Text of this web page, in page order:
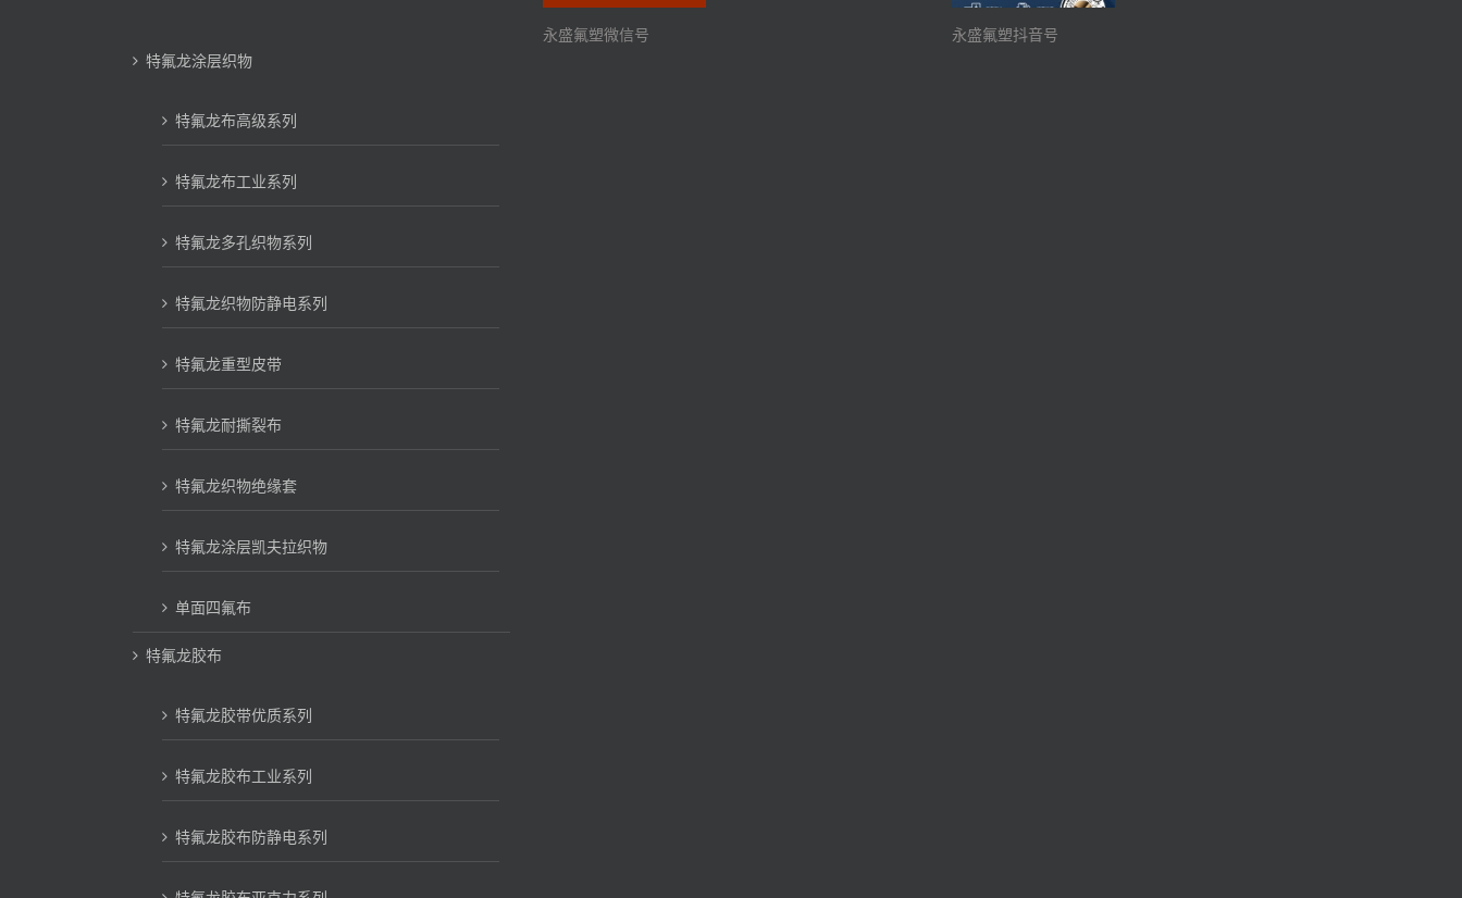
特氟龙涂层织物
特氟龙布高级系列
特氟龙布工业系列
特氟龙多孔织物系列
特氟龙织物防静电系列
特氟龙重型皮带
特氟龙耐撕裂布
特氟龙织物绝缘套
特氟龙涂层凯夫拉织物
单面四氟布
特氟龙胶布
特氟龙胶带优质系列
特氟龙胶布工业系列
特氟龙胶布防静电系列
永盛氟塑微信号 永盛氟塑抖音号